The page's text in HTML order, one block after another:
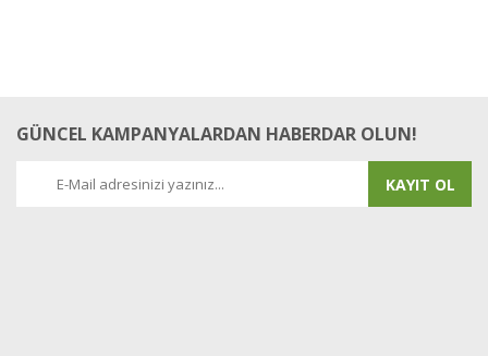
GÜNCEL KAMPANYALARDAN HABERDAR OLUN!
KAYIT OL